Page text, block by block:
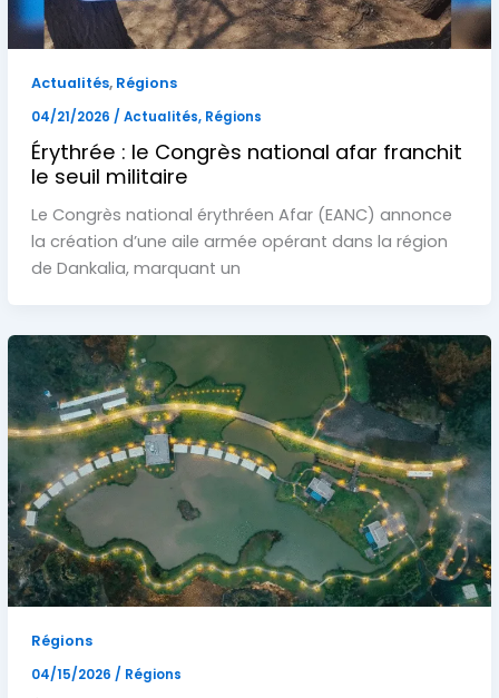
Actualités, Régions
04/21/2026 / Actualités, Régions
Érythrée : le Congrès national afar franchit
le seuil militaire
Le Congrès national érythréen Afar (EANC) annonce
la création d’une aile armée opérant dans la région
de Dankalia, marquant un
Régions
04/15/2026 / Régions